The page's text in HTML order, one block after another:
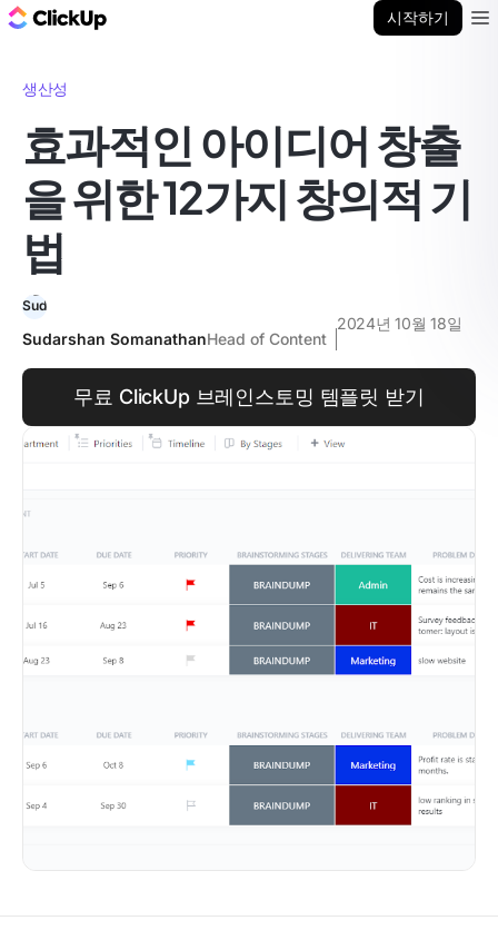
시작하기
생산성
효과적인 아이디어 창출
을 위한 12가지 창의적 기
법
Sudarshan SomanathanHead of Content
2024년 10월 18일
무료 ClickUp 브레인스토밍 템플릿 받기